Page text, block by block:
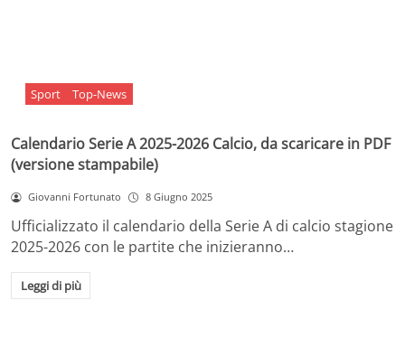
Sport Top-News
Calendario Serie A 2025-2026 Calcio, da scaricare in PDF
(versione stampabile)
Giovanni Fortunato 8 Giugno 2025
Ufficializzato il calendario della Serie A di calcio stagione
2025-2026 con le partite che inizieranno…
Leggi di più